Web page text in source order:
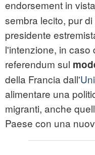
endorsement in
sembra lecito, pur
presidente
l'intenzione, in caso
referendum sul
della Francia dall'
alimentare una
migranti, anche
Paese con una